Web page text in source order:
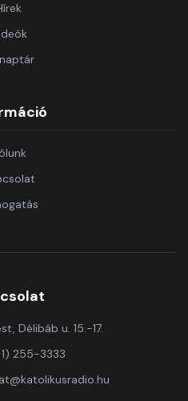
Délibáb u. 15.-17.
255-3333